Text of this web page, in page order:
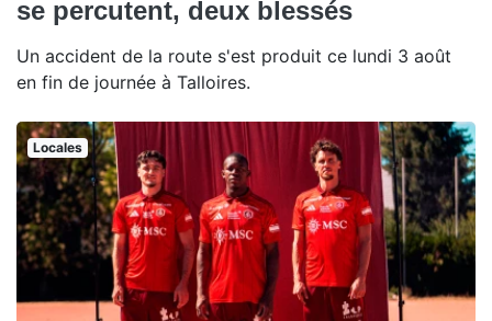
se percutent, deux blessés
Un accident de la route s'est produit ce lundi 3 août
en fin de journée à Talloires.
Locales